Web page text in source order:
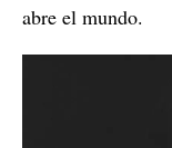
abre el mundo.